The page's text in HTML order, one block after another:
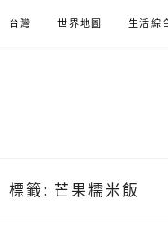
台灣 世界地圖 生活綜
標籤: 芒果糯米飯